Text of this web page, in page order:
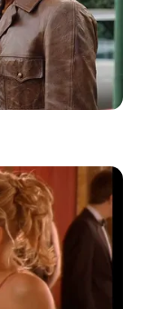
do
neste post .
de
varetas são
prolongado
feita através
para áreas
por